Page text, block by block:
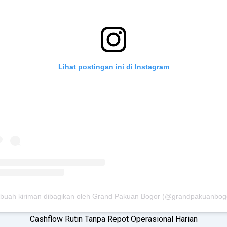
Lihat postingan ini di Instagram
kiriman dibagikan oleh Grand Pakuan Bogor
Cashflow Rutin Tanpa Repot Operasional Harian